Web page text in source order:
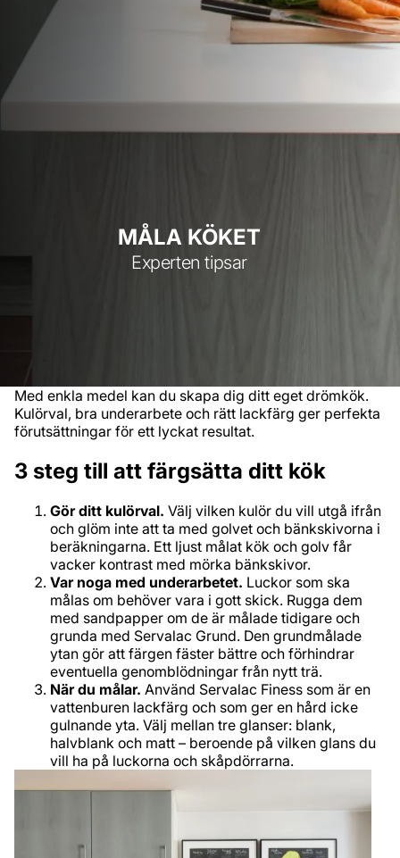
MÅLA KÖKET
Experten tipsar
Med enkla medel kan du skapa dig ditt eget drömkök.
Kulörval, bra underarbete och rätt lackfärg ger perfekta
förutsättningar för ett lyckat resultat.
3 steg till att färgsätta ditt kök
Gör ditt kulörval. Välj vilken kulör du vill utgå ifrån
och glöm inte att ta med golvet och bänkskivorna i
beräkningarna. Ett ljust målat kök och golv får
vacker kontrast med mörka bänkskivor.
Var noga med underarbetet. Luckor som ska
målas om behöver vara i gott skick. Rugga dem
med sandpapper om de är målade tidigare och
grunda med Servalac Grund. Den grundmålade
ytan gör att färgen fäster bättre och förhindrar
eventuella genomblödningar från nytt trä.
När du målar. Använd Servalac Finess som är en
vattenburen lackfärg och som ger en hård icke
gulnande yta. Välj mellan tre glanser: blank,
halvblank och matt – beroende på vilken glans du
vill ha på luckorna och skåpdörrarna.